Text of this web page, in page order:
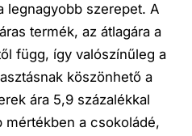
legnagyobb szerepet. A
termék, az átlagára a
függ, így valószínűleg a
köszönhető a
ára 5,9 százalékkal
mértékben a csokoládé,